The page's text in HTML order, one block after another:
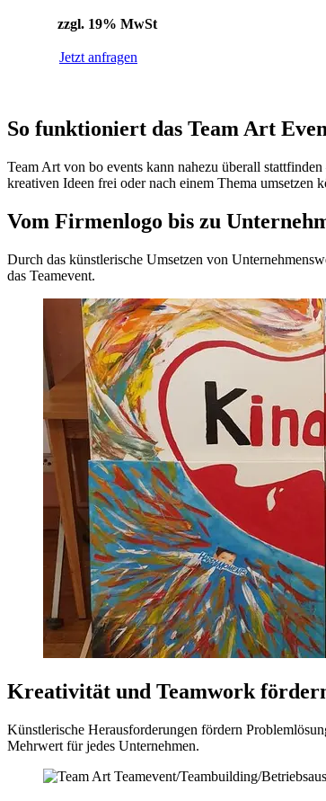
zzgl. 19% MwSt
Jetzt anfragen
So funktioniert das Team Art
Team Art von bo events kann nahezu überall
kreativen Ideen frei oder nach einem Thema umsetzen
Vom Firmenlogo bis zu
Durch das künstlerische Umsetzen von
das Teamevent.
Kreativität und Teamwork
Künstlerische Herausforderungen fördern
Mehrwert für jedes Unternehmen.